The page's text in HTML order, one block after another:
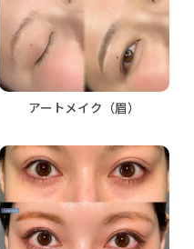
アートメイク（眉）